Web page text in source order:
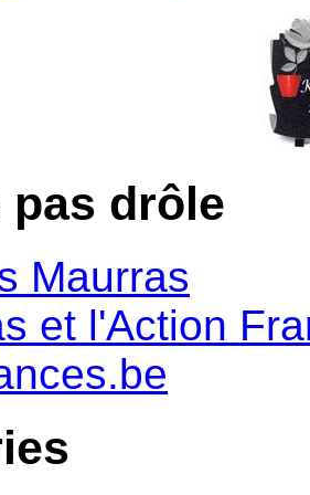
drôle
Maurras
et l'Action